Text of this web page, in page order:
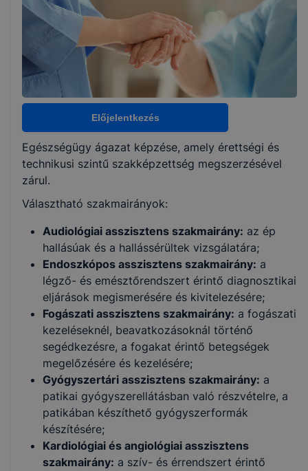
Képzés időtartama
Választható szakmairányok:
Audiológiai asszisztens
Fogászati asszisztens
Gyógyszertári asszisztens
Kardiológiai és angiológiai asszisztens
Perioperatív asszisztens
KKK/PTT
KKK letöltése (pdf)
PTT letöltése (pdf)
Okleveles technikusképzés
Előjelentkezés
Egészségügy ágazat képzése, amely érettségi és
technikusi szintű szakképzettség megszerzésével
zárul.
Választható szakmairányok:
Audiológiai asszisztens szakmairány: az ép
hallásúak és a hallássérültek vizsgálatára;
Endoszkópos asszisztens szakmairány: a
légző- és emésztőrendszert érintő diagnosztikai
eljárások megismerésére és kivitelezésére;
Fogászati asszisztens szakmairány: a fogászati
kezeléseknél, beavatkozásoknál történő
segédkezésre, a fogakat érintő betegségek
megelőzésére és kezelésére;
Gyógyszertári asszisztens szakmairány: a
patikai gyógyszerellátásban való részvételre, a
patikában készíthető gyógyszerformák
készítésére;
Kardiológiai és angiológiai asszisztens
szakmairány: a szív- és érrendszert érintő